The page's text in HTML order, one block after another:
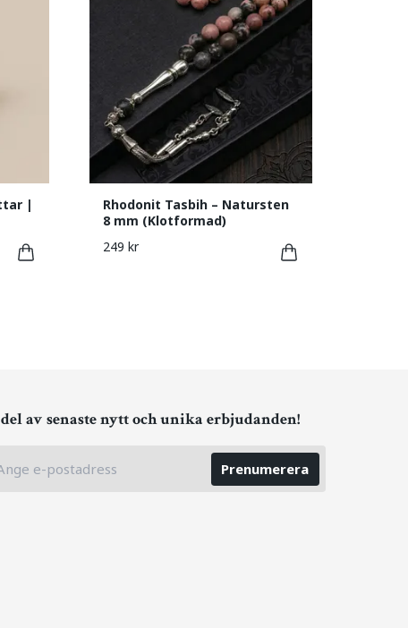
|
Rhodonit Tasbih – Natursten
8 mm (Klotformad)
249 kr
av senaste nytt och unika erbjudanden!
Prenumerera